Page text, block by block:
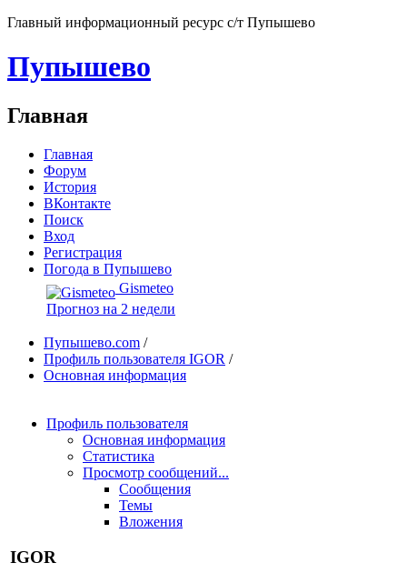
Главный информационный ресурс с/т Пупышево
Пупышево
Главная
Главная
Форум
История
ВКонтакте
Поиск
Вход
Регистрация
Погода в Пупышево
Gismeteo
Прогноз на 2 недели
Пупышево.com /
Профиль пользователя IGOR /
Основная информация
Профиль пользователя
Основная информация
Статистика
Просмотр сообщений...
Сообщения
Темы
Вложения
IGOR